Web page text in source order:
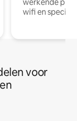
wifi en
voor